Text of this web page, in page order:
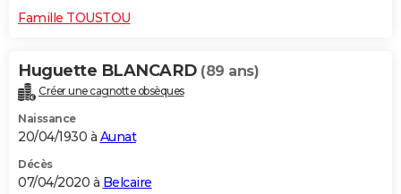
Famille TOUSTOU
Huguette BLANCARD (89 ans)
Créer une cagnotte obsèques
Naissance
20/04/1930 à Aunat
Décès
07/04/2020 à Belcaire